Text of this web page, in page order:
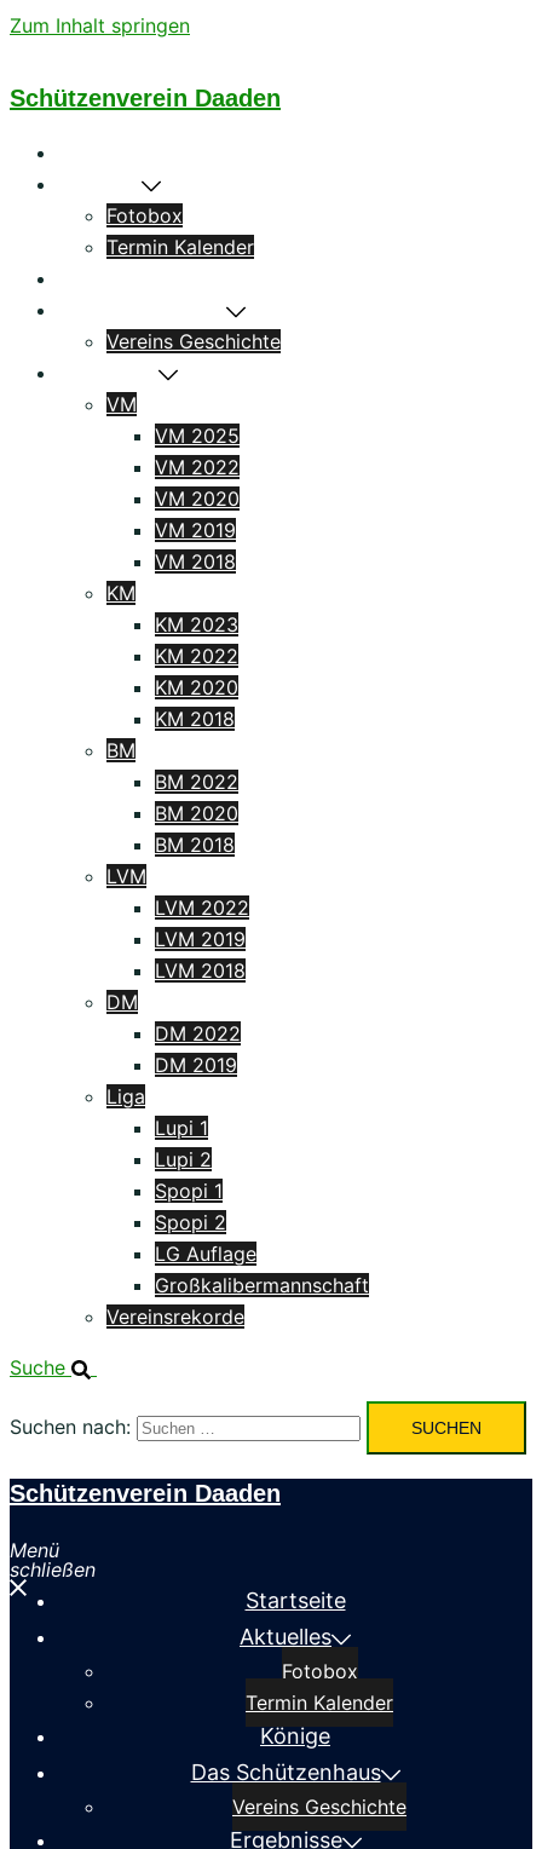
Zum Inhalt springen
Schützenverein Daaden
Fotobox
Termin Kalender
Vereins Geschichte
VM
VM 2025
VM 2022
VM 2020
VM 2019
VM 2018
KM
KM 2023
KM 2022
KM 2020
KM 2018
BM
BM 2022
BM 2020
BM 2018
LVM
LVM 2022
LVM 2019
LVM 2018
DM
DM 2022
DM 2019
Liga
Lupi 1
Lupi 2
Spopi 1
Spopi 2
LG Auflage
Großkalibermannschaft
Vereinsrekorde
Suche
Suchen nach:
Schützenverein Daaden
Menü
schließen
Startseite
Aktuelles
Fotobox
Termin Kalender
Könige
Das Schützenhaus
Vereins Geschichte
Ergebnisse